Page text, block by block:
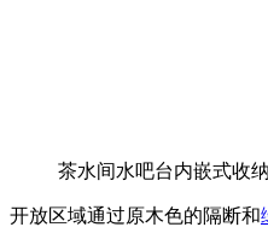
茶水间水吧台内嵌式收
开放区域通过原木色的隔断和